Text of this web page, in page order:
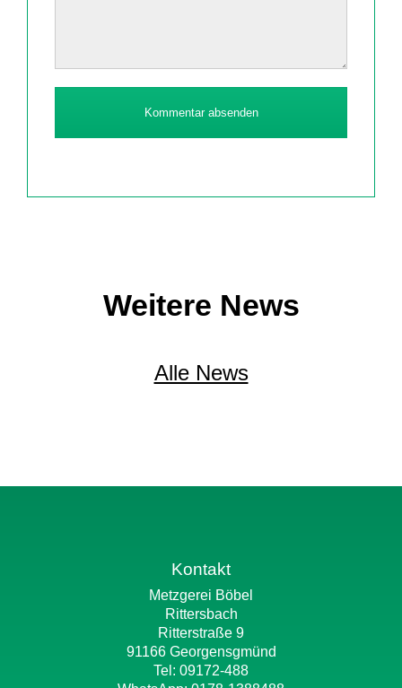
Kommentar absenden
Weitere News
Alle News
Kontakt
Metzgerei Böbel
Rittersbach
Ritterstraße 9
91166 Georgensgmünd
Tel: 09172-488